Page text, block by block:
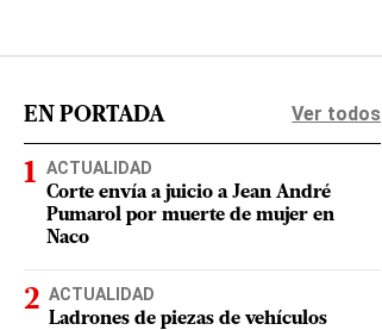
EN PORTADA Ver todos
ACTUALIDAD
Corte envía a juicio a Jean André
Pumarol por muerte de mujer en
Naco
ACTUALIDAD
Ladrones de piezas de vehículos